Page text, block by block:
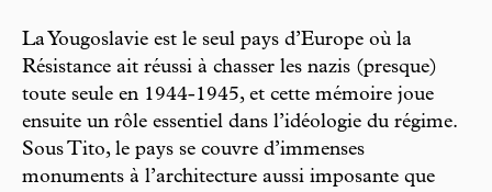
La Yougoslavie est le seul pays d’Europe où la
Résistance ait réussi à chasser les nazis (presque)
toute seule en 1944-1945, et cette mémoire joue
ensuite un rôle essentiel dans l’idéologie du régime.
Sous Tito, le pays se couvre d’immenses
monuments à l’architecture aussi imposante que